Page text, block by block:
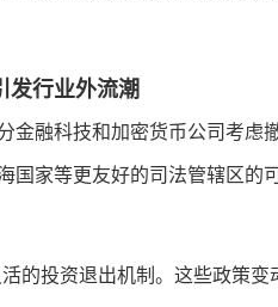
发行业外流潮
金融科技和加密货币公司考
国家等更友好的司法管辖区的
的投资退出机制。这些政策